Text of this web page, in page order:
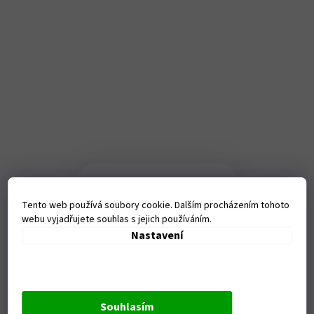
Tento web používá soubory cookie. Dalším procházením tohoto
webu vyjadřujete souhlas s jejich používáním.
Nastavení
Souhlasím
prodejna
Tanvaldská 1458, Liberec-